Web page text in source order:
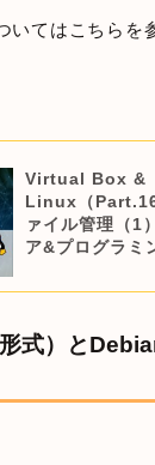
いてはこちらを
Virtual Box &
Linux（
ァイル管理（1
ア&プログラミ
式）と